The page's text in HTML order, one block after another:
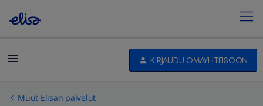
KIRJAUDU OMAYHTEISÖÖN
Muut Elisan palvelut